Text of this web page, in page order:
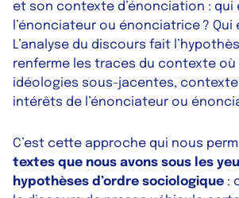
et son contexte d’énonciation : qui
l’énonciateur ou énonciatrice ? Qui
L’analyse du discours fait
renferme les traces du contexte où
idéologies sous-jacentes,
intérêts de l’énonciateur ou
C’est cette approche qui nous
textes que nous avons sous les
hypothèses d’ordre sociologique :